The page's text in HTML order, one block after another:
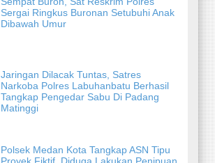
Sergai Ringkus Buronan Setubuhi Anak
Dibawah Umur
Jaringan Dilacak Tuntas, Satres
Narkoba Polres Labuhanbatu Berhasil
Tangkap Pengedar Sabu Di Padang
Matinggi
Polsek Medan Kota Tangkap ASN Tipu
Proyek Fiktif, Diduga Lakukan Penipuan